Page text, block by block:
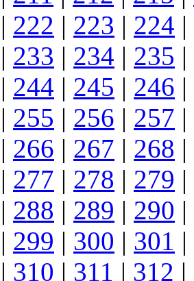
| 222 | 223 | 224 |
| 233 | 234 | 235 |
| 244 | 245 | 246 |
| 255 | 256 | 257 |
| 266 | 267 | 268 |
| 277 | 278 | 279 |
| 288 | 289 | 290 |
| 299 | 300 | 301 |
| 310 | 311 | 312 |